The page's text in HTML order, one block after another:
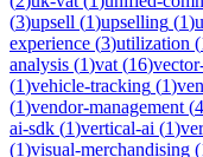
(3)upsell (1)upselling (1)
experience (3)utilization (
analysis (1)vat (16)
(1)vehicle-tracking (1)
(1)vendor-management (4
ai-sdk (1)vertical-ai (1)
(1)visual-merchandising (